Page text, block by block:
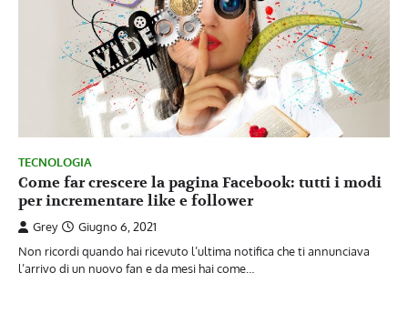
TECNOLOGIA
Come far crescere la pagina Facebook: tutti i modi
per incrementare like e follower
Grey
Giugno 6, 2021
Non ricordi quando hai ricevuto l’ultima notifica che ti annunciava
l’arrivo di un nuovo fan e da mesi hai come…